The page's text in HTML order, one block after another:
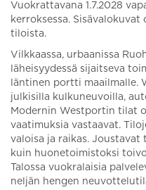
Vuokrattavana 1.7.2028
kerroksessa.
tiloista.
Vilkkaassa, urbaanissa
läheisyydessä sijaitseva
läntinen portti maailmalle.
julkisilla kulkuneuvoilla,
Modernin Westportin tilat
vaatimuksia vastaavat.
valoisa ja raikas.
kuin huonetoimistoksi
Talossa vuokralaisia
neljän hengen